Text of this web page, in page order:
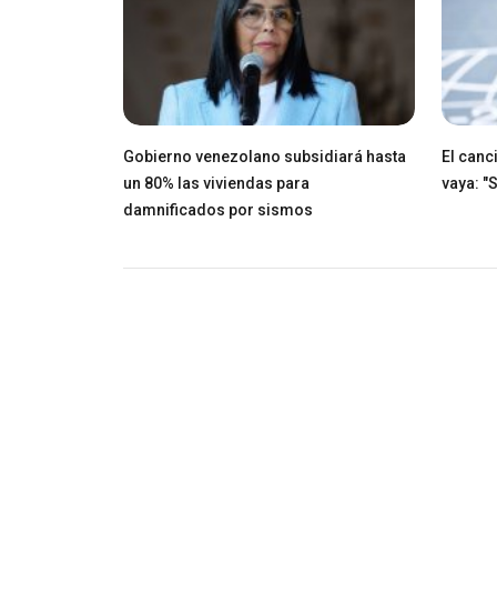
Gobierno venezolano subsidiará hasta
un 80% las viviendas para
damnificados por sismos
El
vaya: